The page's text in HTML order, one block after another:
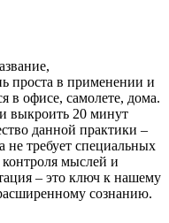
проста в применении и
в офисе, самолете, дома.
выкроить 20 минут
данной практики –
не требует специальных
мыслей и
– это ключ к нашему
сознанию.